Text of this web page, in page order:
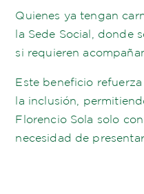
Quienes ya tengan
la Sede Social, donde
si requieren
Este beneficio
la inclusión,
Florencio Sola solo
necesidad de presentar